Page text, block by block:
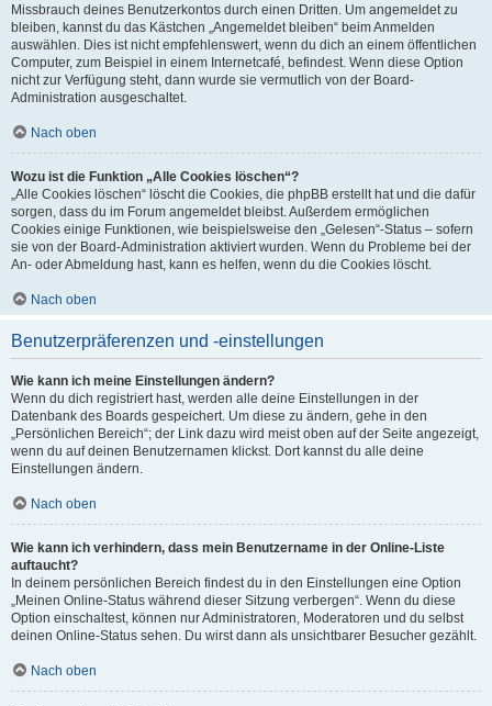
Missbrauch deines Benutzerkontos durch einen Dritten. Um angemeldet zu
bleiben, kannst du das Kästchen „Angemeldet bleiben“ beim Anmelden
auswählen. Dies ist nicht empfehlenswert, wenn du dich an einem öffentlichen
Computer, zum Beispiel in einem Internetcafé, befindest. Wenn diese Option
nicht zur Verfügung steht, dann wurde sie vermutlich von der Board-
Administration ausgeschaltet.
Nach oben
Wozu ist die Funktion „Alle Cookies löschen“?
„Alle Cookies löschen“ löscht die Cookies, die phpBB erstellt hat und die dafür
sorgen, dass du im Forum angemeldet bleibst. Außerdem ermöglichen
Cookies einige Funktionen, wie beispielsweise den „Gelesen“-Status – sofern
sie von der Board-Administration aktiviert wurden. Wenn du Probleme bei der
An- oder Abmeldung hast, kann es helfen, wenn du die Cookies löscht.
Nach oben
Benutzerpräferenzen und -einstellungen
Wie kann ich meine Einstellungen ändern?
Wenn du dich registriert hast, werden alle deine Einstellungen in der
Datenbank des Boards gespeichert. Um diese zu ändern, gehe in den
„Persönlichen Bereich“; der Link dazu wird meist oben auf der Seite angezeigt,
wenn du auf deinen Benutzernamen klickst. Dort kannst du alle deine
Einstellungen ändern.
Nach oben
Wie kann ich verhindern, dass mein Benutzername in der Online-Liste
auftaucht?
In deinem persönlichen Bereich findest du in den Einstellungen eine Option
„Meinen Online-Status während dieser Sitzung verbergen“. Wenn du diese
Option einschaltest, können nur Administratoren, Moderatoren und du selbst
deinen Online-Status sehen. Du wirst dann als unsichtbarer Besucher gezählt.
Nach oben